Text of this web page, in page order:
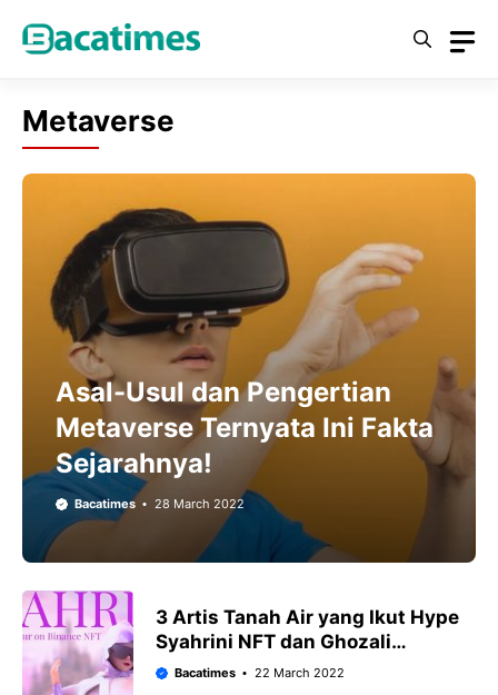
Metaverse
Asal-Usul dan Pengertian
Metaverse Ternyata Ini Fakta
Sejarahnya!
Bacatimes 28 March 2022
3 Artis Tanah Air yang Ikut Hype
Syahrini NFT dan Ghozali
Everyday!
Bacatimes 22 March 2022